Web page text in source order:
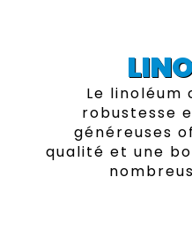
Le linoléum
robustesse
généreuses
qualité et une